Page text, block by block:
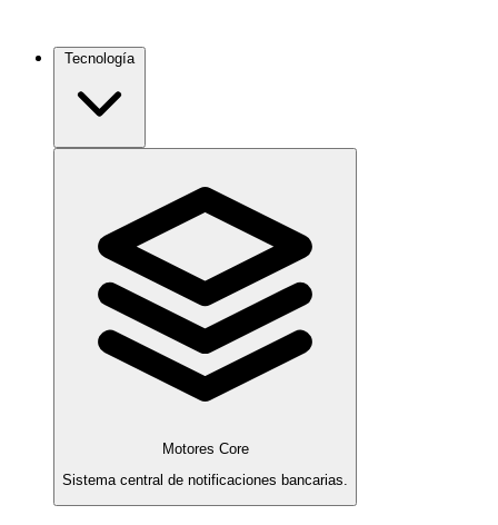
Tecnología
Motores Core
Sistema central de notificaciones bancarias.